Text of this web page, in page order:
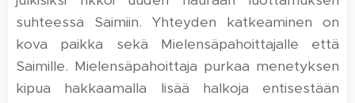
suhteessa Saimiin. Yhteyden katkeaminen on
kova paikka sekä Mielensäpahoittajalle että
Saimille. Mielensäpahoittaja purkaa menetyksen
kipua hakkaamalla lisää halkoja entisestään